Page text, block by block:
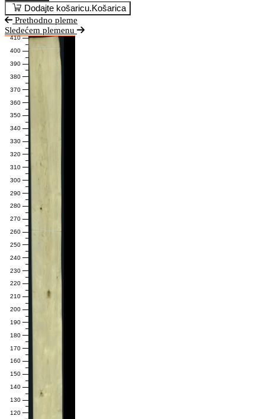
Dodajte košaricu.Košarica
Prethodno pleme
Sledećem plemenu
120
130
140
150
160
170
180
190
200
210
220
230
240
250
260
270
280
290
300
310
320
330
340
350
360
370
380
390
400
410